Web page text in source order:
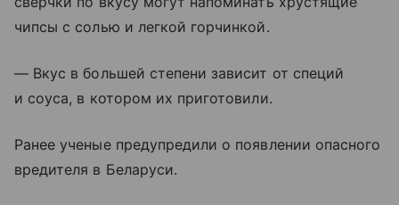
чипсы с солью и легкой горчинкой.
— Вкус в большей степени зависит от специй
и соуса, в котором их приготовили.
Ранее ученые предупредили о появлении опасного
вредителя в Беларуси.